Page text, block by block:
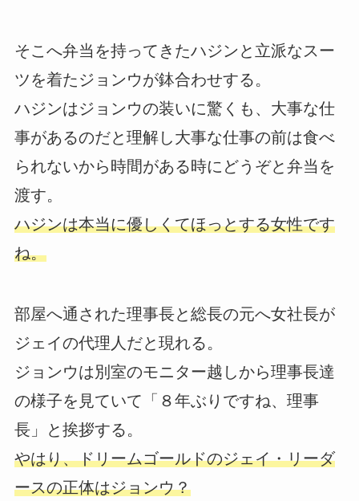
そこへ弁当を持ってきたハジンと立派なスー
ツを着たジョンウが鉢合わせする。
ハジンはジョンウの装いに驚くも、大事な仕
事があるのだと理解し大事な仕事の前は食べ
られないから時間がある時にどうぞと弁当を
渡す。
ハジンは本当に優しくてほっとする女性です
ね。
部屋へ通された理事長と総長の元へ女社長が
ジェイの代理人だと現れる。
ジョンウは別室のモニター越しから理事長達
の様子を見ていて「８年ぶりですね、理事
長」と挨拶する。
やはり、ドリームゴールドのジェイ・リーダ
ースの正体はジョンウ？